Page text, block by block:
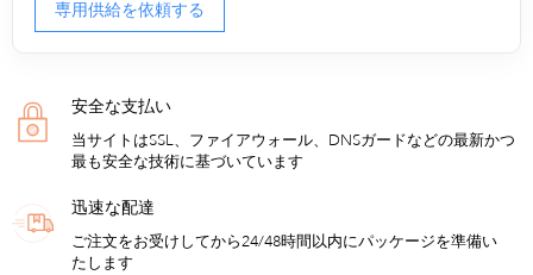
専用供給を依頼する
安全な支払い
当サイトはSSL、ファイアウォール、DNSガードなどの最新かつ
最も安全な技術に基づいています
迅速な配達
ご注文をお受けしてから24/48時間以内にパッケージを準備い
たします